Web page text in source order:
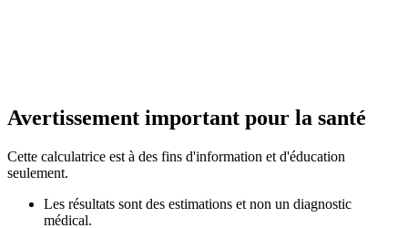
Avertissement important pour la santé
Cette calculatrice est à des fins d'information et d'éducation
seulement.
Les résultats sont des estimations et non un diagnostic
médical.